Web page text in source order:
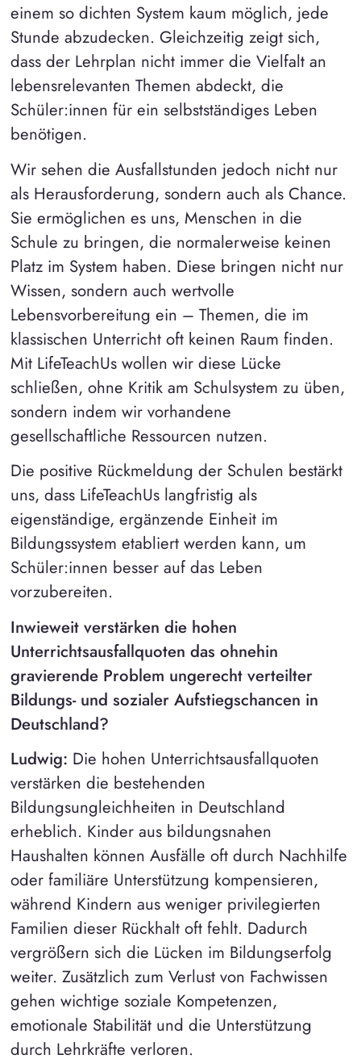
einem so dichten System kaum möglich, jede
Stunde abzudecken. Gleichzeitig zeigt sich,
dass der Lehrplan nicht immer die Vielfalt an
lebensrelevanten Themen abdeckt, die
Schüler:innen für ein selbstständiges Leben
benötigen.
Wir sehen die Ausfallstunden jedoch nicht nur
als Herausforderung, sondern auch als Chance.
Sie ermöglichen es uns, Menschen in die
Schule zu bringen, die normalerweise keinen
Platz im System haben. Diese bringen nicht nur
Wissen, sondern auch wertvolle
Lebensvorbereitung ein – Themen, die im
klassischen Unterricht oft keinen Raum finden.
Mit LifeTeachUs wollen wir diese Lücke
schließen, ohne Kritik am Schulsystem zu üben,
sondern indem wir vorhandene
gesellschaftliche Ressourcen nutzen.
Die positive Rückmeldung der Schulen bestärkt
uns, dass LifeTeachUs langfristig als
eigenständige, ergänzende Einheit im
Bildungssystem etabliert werden kann, um
Schüler:innen besser auf das Leben
vorzubereiten.
Inwieweit verstärken die hohen
Unterrichtsausfallquoten das ohnehin
gravierende Problem ungerecht verteilter
Bildungs- und sozialer Aufstiegschancen in
Deutschland?
Ludwig: Die hohen Unterrichtsausfallquoten
verstärken die bestehenden
Bildungsungleichheiten in Deutschland
erheblich. Kinder aus bildungsnahen
Haushalten können Ausfälle oft durch Nachhilfe
oder familiäre Unterstützung kompensieren,
während Kindern aus weniger privilegierten
Familien dieser Rückhalt oft fehlt. Dadurch
vergrößern sich die Lücken im Bildungserfolg
weiter. Zusätzlich zum Verlust von Fachwissen
gehen wichtige soziale Kompetenzen,
emotionale Stabilität und die Unterstützung
durch Lehrkräfte verloren.